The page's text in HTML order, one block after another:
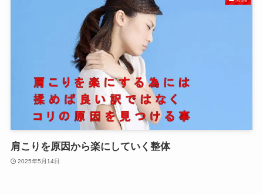
肩こりを原因から楽にしていく整体
2025年5月14日